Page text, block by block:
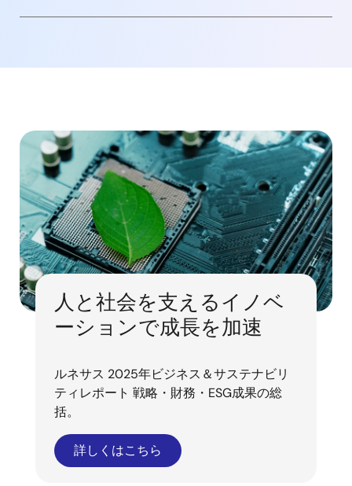
人と社会を支えるイノベ
ーションで成長を加速
ルネサス 2025年ビジネス＆サステナビリ
ティレポート 戦略・財務・ESG成果の総
括。
詳しくはこちら